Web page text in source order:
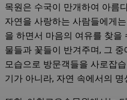
목원은 수국이 만개하여 아름
자연을 사랑하는 사람들에게
을 하면서 마음의 여유를 찾을
물들과 꽃들이 반겨주며, 그
모습으로 방문객들을 사로잡
기가 아니라, 자연 속에서의 명